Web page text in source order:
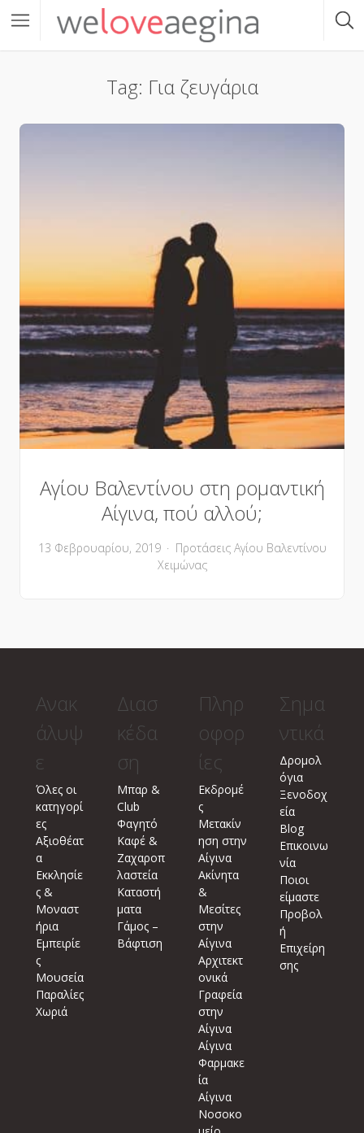
Tag: Για ζευγάρια
Αγίου Βαλεντίνου στη ρομαντική
Αίγινα, πού αλλού;
13 Φεβρουαρίου, 2019 Προτάσεις Αγίου Βαλεντίνου
Χειμώνας
Ανακ
άλυψ
ε
Όλες οι
κατηγορί
ες
Αξιοθέατ
α
Εκκλησίε
ς &
Μοναστ
ήρια
Εμπειρίε
ς
Μουσεία
Παραλίες
Χωριά
Διασ
κέδα
ση
Μπαρ &
Club
Φαγητό
Καφέ &
Ζαχαροπ
λαστεία
Καταστή
ματα
Γάμος –
Βάφτιση
Πληρ
οφορ
ίες
Εκδρομέ
ς
Μετακίν
ηση στην
Αίγινα
Ακίνητα
&
Μεσίτες
στην
Αίγινα
Αρχιτεκτ
ονικά
Γραφεία
στην
Αίγινα
Αίγινα
Φαρμακε
ία
Αίγινα
Νοσοκο
Σημα
ντικά
Δρομολ
όγια
Ξενοδοχ
εία
Blog
Επικοινω
νία
Ποιοι
είμαστε
Προβολ
ή
Επιχείρη
σης